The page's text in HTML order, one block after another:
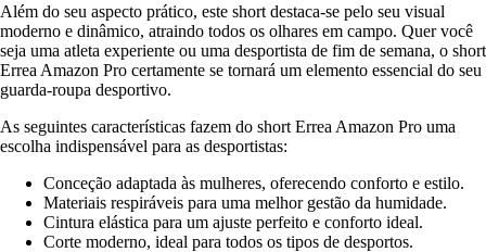
Além do seu aspecto prático, este short destaca-se pelo seu visual
moderno e dinâmico, atraindo todos os olhares em campo. Quer você
seja uma atleta experiente ou uma desportista de fim de semana, o short
Errea Amazon Pro certamente se tornará um elemento essencial do seu
guarda-roupa desportivo.
As seguintes características fazem do short Errea Amazon Pro uma
escolha indispensável para as desportistas:
Conceção adaptada às mulheres, oferecendo conforto e estilo.
Materiais respiráveis para uma melhor gestão da humidade.
Cintura elástica para um ajuste perfeito e conforto ideal.
Corte moderno, ideal para todos os tipos de desportos.